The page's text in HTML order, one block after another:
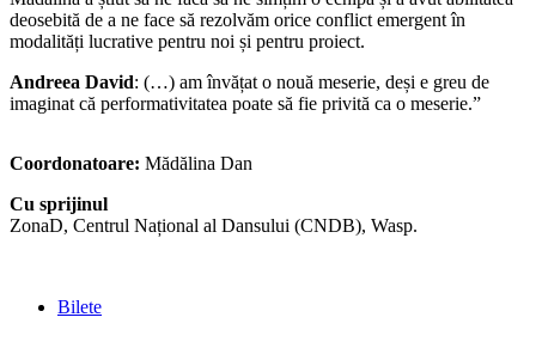
deosebită de a ne face să rezolvăm orice conflict emergent în
modalități lucrative pentru noi și pentru proiect.
Andreea David: (…) am învățat o nouă meserie, deși e greu de
imaginat că performativitatea poate să fie privită ca o meserie.”
Coordonatoare: Mădălina Dan
Cu sprijinul
ZonaD, Centrul Național al Dansului (CNDB), Wasp.
Bilete